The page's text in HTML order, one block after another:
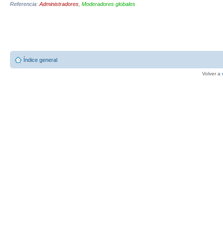
Referencia: Administradores Moderadores globales
Índice general
Volver a